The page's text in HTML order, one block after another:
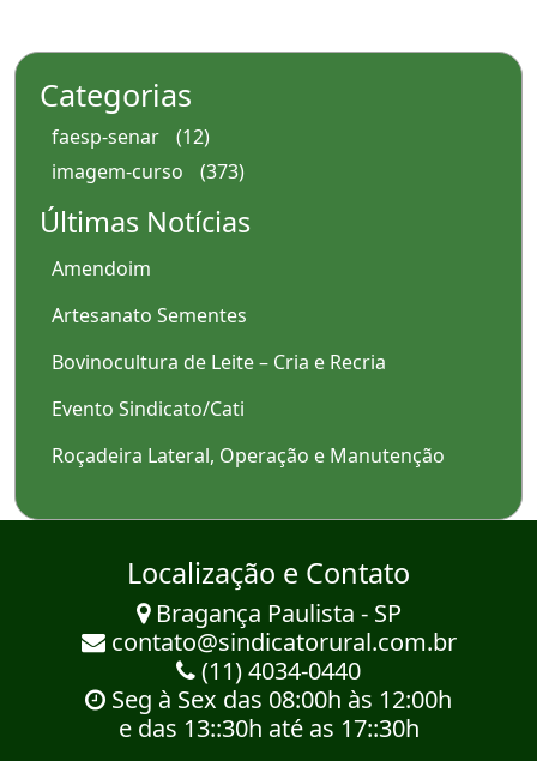
Categorias
faesp-senar
(12)
imagem-curso
(373)
Últimas Notícias
Amendoim
Artesanato Sementes
Bovinocultura de Leite – Cria e Recria
Evento Sindicato/Cati
Roçadeira Lateral, Operação e Manutenção
Localização e Contato
Bragança Paulista - SP
contato@sindicatorural.com.br
(11) 4034-0440
Seg à Sex das 08:00h às 12:00h
e das 13::30h até as 17::30h